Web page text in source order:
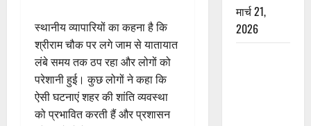
स्थानीय व्यापारियों का कहना है कि
श्रीराम चौक पर लगे जाम से यातायात
लंबे समय तक ठप रहा और लोगों को
परेशानी हुई। कुछ लोगों ने कहा कि
ऐसी घटनाएं शहर की शांति व्यवस्था
को प्रभावित करती हैं और प्रशासन
मार्च 21,
2026